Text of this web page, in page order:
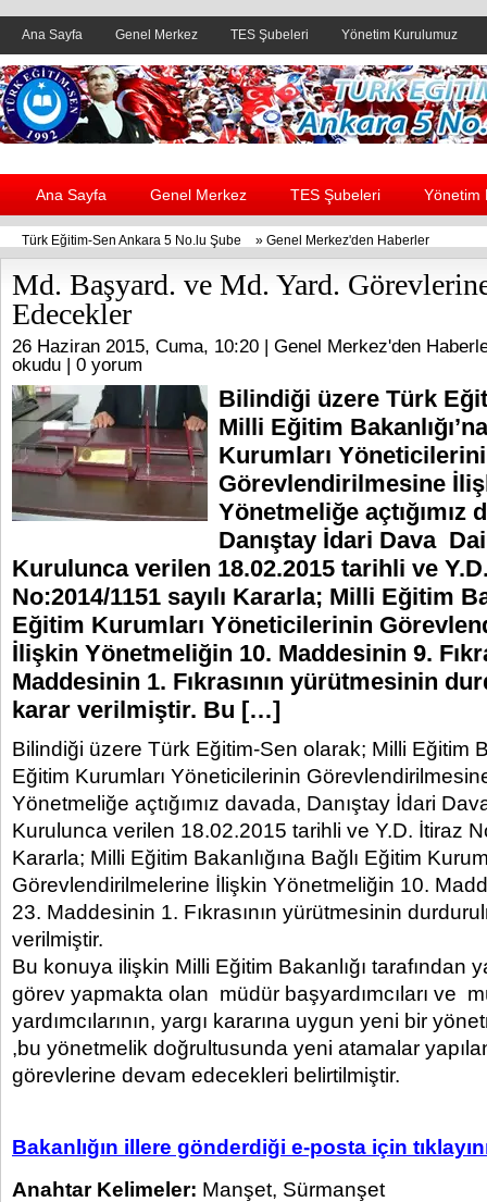
Ana Sayfa Genel Merkez TES Şubeleri Yönetim Kurulumuz
Header yanı reklam alanı
Ana Sayfa Genel Merkez TES Şubeleri Yönetim
Türk Eğitim-Sen Ankara 5 No.lu Şube » Genel Merkez'den Haberler
Md. Başyard. ve Md. Yard.
Edecekler
26 Haziran 2015, Cuma, 10:20 | Genel Merkez'den
okudu | 0 yorum
Bilindiği üzere Türk
Milli Eğitim
Kurumları
Görevlendirilmesine
Yönetmeliğe açtığımız
Danıştay İdari Dava
Kurulunca verilen 18.02.2015 tarihli ve
No:2014/1151 sayılı Kararla; Milli Eğitim
Eğitim Kurumları Yöneticilerinin
İlişkin Yönetmeliğin 10. Maddesinin 9.
Maddesinin 1. Fıkrasının yürütmesinin
karar verilmiştir. Bu […]
Bilindiği üzere Türk Eğitim-Sen olarak; Milli Eğitim
Eğitim Kurumları Yöneticilerinin
Yönetmeliğe açtığımız davada, Danıştay İdari
Kurulunca verilen 18.02.2015 tarihli ve Y.D. İtiraz
Kararla; Milli Eğitim Bakanlığına Bağlı Eğitim
Görevlendirilmelerine İlişkin Yönetmeliğin 10.
23. Maddesinin 1. Fıkrasının yürütmesinin
verilmiştir.
Bu konuya ilişkin Milli Eğitim Bakanlığı tarafından
görev yapmakta olan müdür başyardımcıları ve
yardımcılarının, yargı kararına uygun yeni bir
,bu yönetmelik doğrultusunda yeni atamalar
görevlerine devam edecekleri belirtilmiştir.
Bakanlığın illere gönderdiği e-posta için
Anahtar Kelimeler: Manşet, Sürmanşet